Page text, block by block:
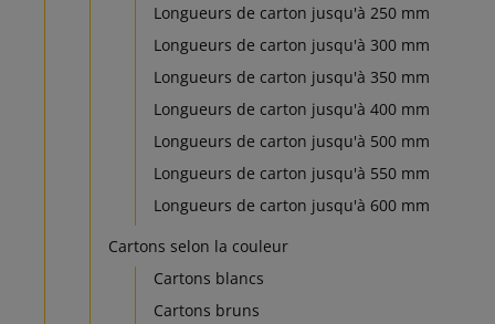
Longueurs de carton jusqu'à 250 mm
Longueurs de carton jusqu'à 300 mm
Longueurs de carton jusqu'à 350 mm
Longueurs de carton jusqu'à 400 mm
Longueurs de carton jusqu'à 500 mm
Longueurs de carton jusqu'à 550 mm
Longueurs de carton jusqu'à 600 mm
Cartons selon la couleur
Cartons blancs
Cartons bruns